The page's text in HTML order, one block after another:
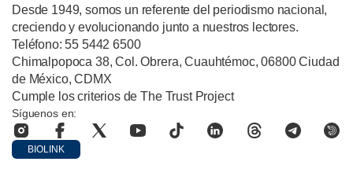
Desde 1949, somos un referente del periodismo nacional,
creciendo y evolucionando junto a nuestros lectores.
Teléfono: 55 5442 6500
Chimalpopoca 38, Col. Obrera, Cuauhtémoc, 06800 Ciudad
de México, CDMX
Cumple los criterios de The Trust Project
Síguenos en:
BIOLINK